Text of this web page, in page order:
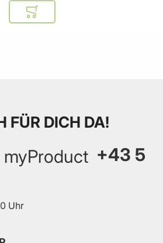
In den Warenkorb
FÜR DICH DA!
+43 5
Uhr